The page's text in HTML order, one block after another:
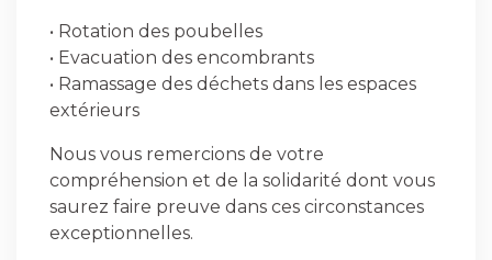
• Rotation des poubelles
• Evacuation des encombrants
• Ramassage des déchets dans les espaces
extérieurs
Nous vous remercions de votre
compréhension et de la solidarité dont vous
saurez faire preuve dans ces circonstances
exceptionnelles.